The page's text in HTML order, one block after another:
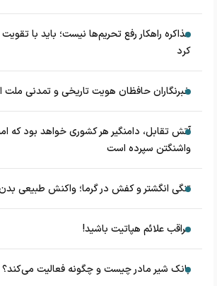
مذاکره راهکار رفع تحریم‌ها نیست؛ باید با تقویت
کرد
خبرنگاران حافظان هویت تاریخی و تمدنی ملت
آتش تقابل، دامنگیر هر کشوری خواهد بود که
واشنگتن سپرده است
تنگی انگشتر و کفش در گرما؛ واکنش طبیعی
مراقب علائم هپاتیت باشید!
بانک شیر مادر چیست و چگونه فعالیت می‌کند؟